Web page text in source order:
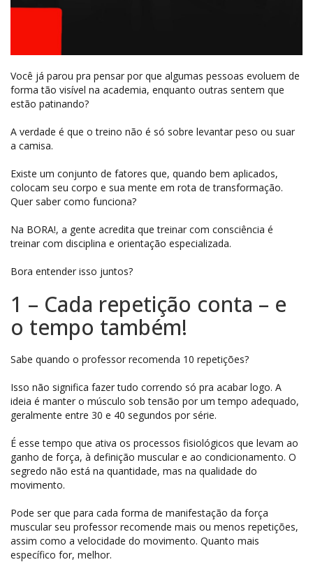
Você já parou pra pensar por que algumas pessoas evoluem de
forma tão visível na academia, enquanto outras sentem que
estão patinando?
A verdade é que o treino não é só sobre levantar peso ou suar
a camisa.
Existe um conjunto de fatores que, quando bem aplicados,
colocam seu corpo e sua mente em rota de transformação.
Quer saber como funciona?
Na BORA!, a gente acredita que treinar com consciência é
treinar com disciplina e orientação especializada.
Bora entender isso juntos?
1 – Cada repetição conta – e
o tempo também!
Sabe quando o professor recomenda 10 repetições?
Isso não significa fazer tudo correndo só pra acabar logo. A
ideia é manter o músculo sob tensão por um tempo adequado,
geralmente entre 30 e 40 segundos por série.
É esse tempo que ativa os processos fisiológicos que levam ao
ganho de força, à definição muscular e ao condicionamento. O
segredo não está na quantidade, mas na qualidade do
movimento.
Pode ser que para cada forma de manifestação da força
muscular seu professor recomende mais ou menos repetições,
assim como a velocidade do movimento. Quanto mais
específico for, melhor.